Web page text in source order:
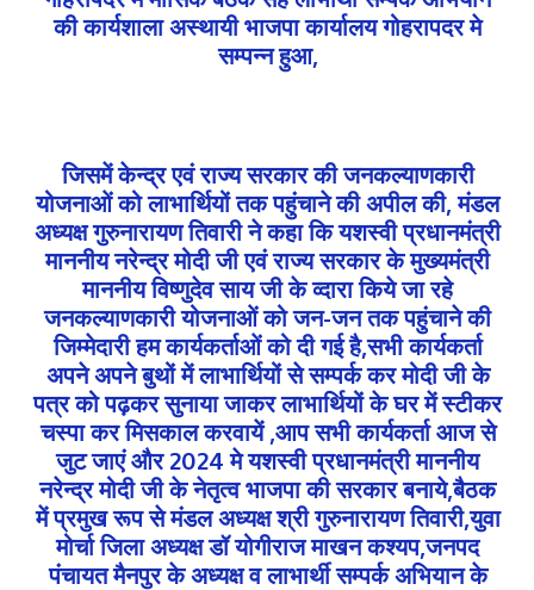
की कार्यशाला अस्थायी भाजपा कार्यालय गोहरापदर मे
सम्पन्न हुआ,
जिसमें केन्द्र एवं राज्य सरकार की जनकल्याणकारी
योजनाओं को लाभार्थियों तक पहुंचाने की अपील की, मंडल
अध्यक्ष गुरुनारायण तिवारी ने कहा कि यशस्वी प्रधानमंत्री
माननीय नरेन्द्र मोदी जी एवं राज्य सरकार के मुख्यमंत्री
माननीय विष्णुदेव साय जी के व्दारा किये जा रहे
जनकल्याणकारी योजनाओं को जन-जन तक पहुंचाने की
जिम्मेदारी हम कार्यकर्ताओं को दी गई है,सभी कार्यकर्ता
अपने अपने बुथों में लाभार्थियों से सम्पर्क कर मोदी जी के
पत्र को पढ़कर सुनाया जाकर लाभार्थियों के घर में स्टीकर
चस्पा कर मिसकाल करवायें ,आप सभी कार्यकर्ता आज से
जुट जाएं और 2024 मे यशस्वी प्रधानमंत्री माननीय
नरेन्द्र मोदी जी के नेतृत्व भाजपा की सरकार बनाये,बैठक
में प्रमुख रूप से मंडल अध्यक्ष श्री गुरुनारायण तिवारी,युवा
मोर्चा जिला अध्यक्ष डॉ योगीराज माखन कश्यप,जनपद
पंचायत मैनपुर के अध्यक्ष व लाभार्थी सम्पर्क अभियान के